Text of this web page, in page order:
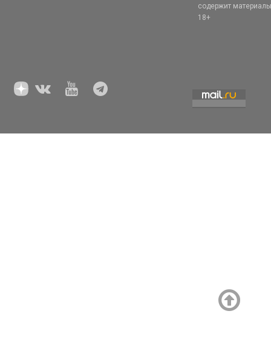
содержит
18+